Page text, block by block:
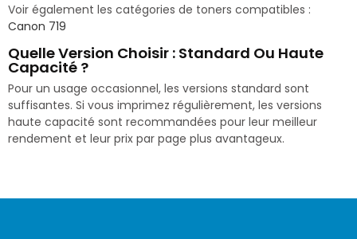
Voir également les catégories de toners compatibles :
Canon 719
Quelle Version Choisir : Standard Ou Haute
Capacité ?
Pour un usage occasionnel, les versions standard sont
suffisantes. Si vous imprimez régulièrement, les versions
haute capacité sont recommandées pour leur meilleur
rendement et leur prix par page plus avantageux.